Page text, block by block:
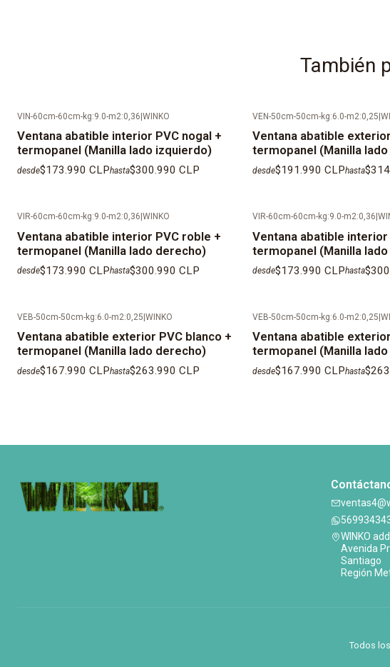
También
VIN-60cm-60cm-kg:9.0-m2:0,36 WINKO
Ventana abatible interior PVC nogal +
termopanel (Manilla lado izquierdo)
desde$173.990 CLPhasta$300.990 CLP
VEN-50cm-50cm-kg:6.0-m2:0,25
Ventana abatible
termopanel (Manilla
desde$191.990 CLPhasta
VIR-60cm-60cm-kg:9.0-m2:0,36 WINKO
Ventana abatible interior PVC roble +
termopanel (Manilla lado derecho)
desde$173.990 CLPhasta$300.990 CLP
VIR-60cm-60cm-kg:9.0-m2:0,36
Ventana abatible interior
termopanel (Manilla
desde$173.990 CLPhasta
VEB-50cm-50cm-kg:6.0-m2:0,25|WINKO
Ventana abatible exterior PVC blanco +
termopanel (Manilla lado derecho)
desde$167.990 CLPhasta$263.990 CLP
VEB-50cm-50cm-kg:6.0-m2:0,25|
Ventana abatible
termopanel (Manilla
desde$167.990 CLPhasta
WINKO
Avenida
Santiago
Región
Todos